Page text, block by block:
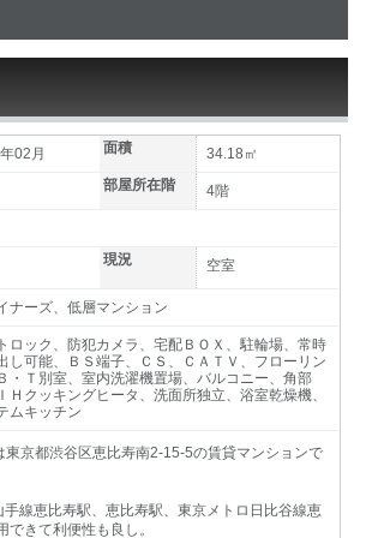
02月 面積
34.18㎡
部屋所在階
4階
現況 空室
ナーズ、低層マンション
ロック、防犯カメラ、宅配ＢＯＸ、駐輪場、常時
し可能、ＢＳ端子、ＣＳ、ＣＡＴＶ、フローリン
・Ｔ別室、室内洗濯機置場、バルコニー、角部
Ｈクッキングヒータ、洗面所独立、浴室乾燥機、
ムキッチン
東京都渋谷区恵比寿南2-15-5の賃貸マンションで
線恵比寿駅、恵比寿駅、東京メトロ日比谷線恵
できて利便性も良し。